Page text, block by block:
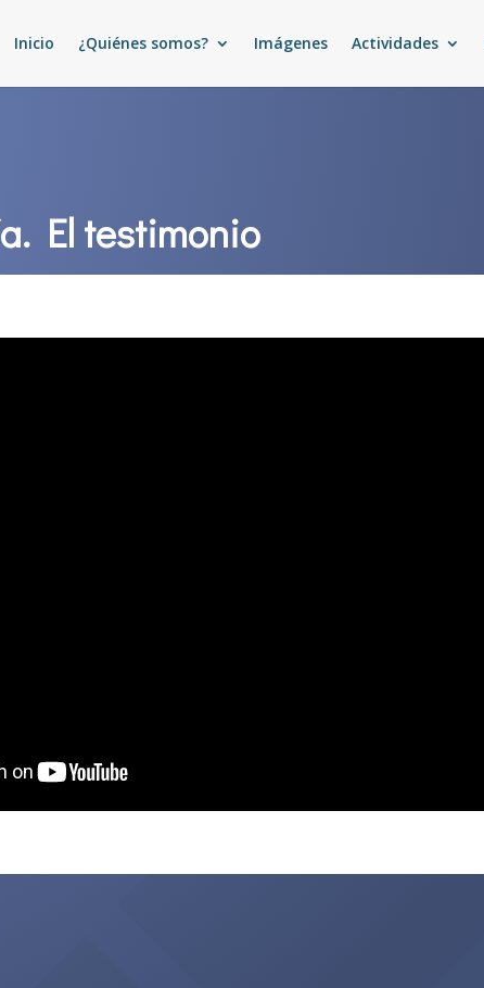
Inicio ¿Quiénes somos? Imágenes Actividades
El testimonio